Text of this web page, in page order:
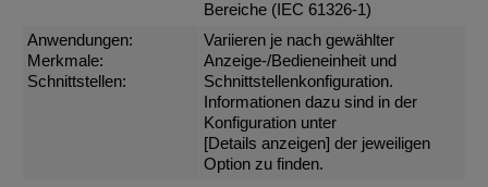
Bereiche (IEC 61326-1)
Anwendungen:
Merkmale:
Schnittstellen:
Variieren je nach gewählter
Anzeige-/Bedieneinheit und
Schnittstellenkonfiguration.
Informationen dazu sind in der
Konfiguration unter
[Details anzeigen] der jeweiligen
Option zu finden.